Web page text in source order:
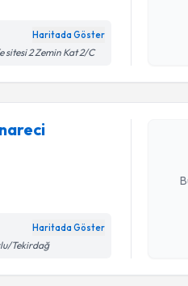
Haritada Göster
sitesi 2 Zemin Kat 2/C
Haritada Göster
Tekirdağ